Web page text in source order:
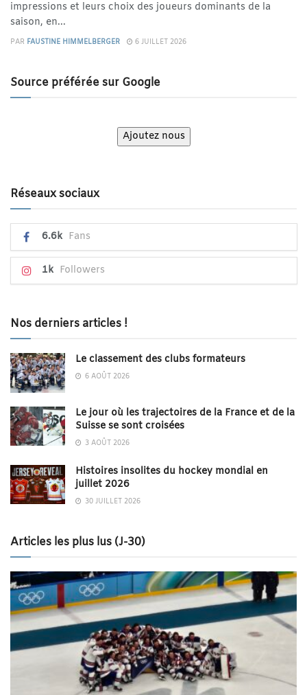
impressions et leurs choix des joueurs dominants de la
saison, en...
PAR FAUSTINE HIMMELBERGER 6 JUILLET 2026
Source préférée sur Google
Ajoutez nous
Réseaux sociaux
6.6k Fans
1k Followers
Nos derniers articles !
Le classement des clubs formateurs
6 AOÛT 2026
Le jour où les trajectoires de la France et de la
Suisse se sont croisées
3 AOÛT 2026
Histoires insolites du hockey mondial en
juillet 2026
30 JUILLET 2026
Articles les plus lus (J-30)